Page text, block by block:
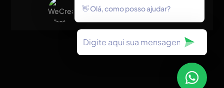
👋 Olá, como posso ajudar?